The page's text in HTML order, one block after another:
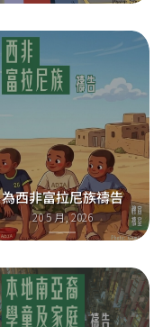
為西非富拉尼族禱告
20 5 月, 2026